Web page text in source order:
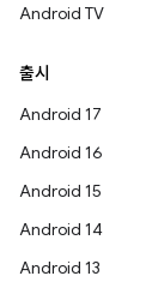
Android TV
출시
Android 17
Android 16
Android 15
Android 14
Android 13